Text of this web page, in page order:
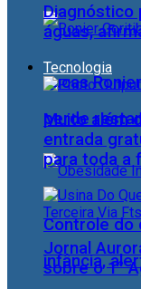
Lucas
perde
Controle do
infância,
Diagnóstico
águas,
Tecnologia
Muito além
entrada
para toda a
Jornal
sobre o 1°